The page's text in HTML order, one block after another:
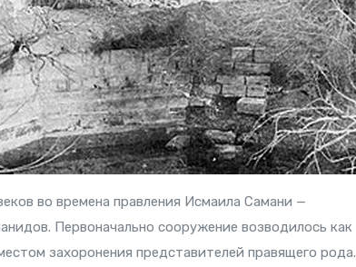
во времена правления Исмаила Самани —
Первоначально сооружение возводилось как
захоронения представителей правящего рода.